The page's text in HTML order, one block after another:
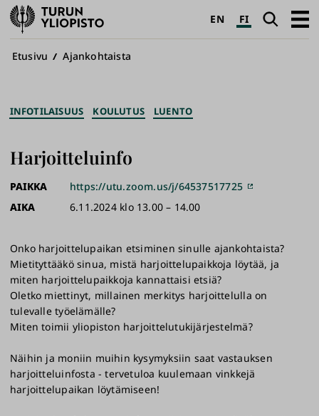
Turun
yliopisto
EN FI Haku
Avaa
Murupolku
Etusivu Ajankohtaista
INFOTILAISUUS KOULUTUS LUENTO
Harjoitteluinfo
PAIKKA
https://utu.zoom.us/j/64537517725
AIKA
6.11.2024 klo 13.00 – 14.00
Onko harjoittelupaikan etsiminen sinulle ajankohtaista?
Mietityttääkö sinua, mistä harjoittelupaikkoja löytää, ja
miten harjoittelupaikkoja kannattaisi etsiä?
Oletko miettinyt, millainen merkitys harjoittelulla on
tulevalle työelämälle?
Miten toimii yliopiston harjoittelutukijärjestelmä?
Näihin ja moniin muihin kysymyksiin saat vastauksen
harjoitteluinfosta - tervetuloa kuulemaan vinkkejä
harjoittelupaikan löytämiseen!